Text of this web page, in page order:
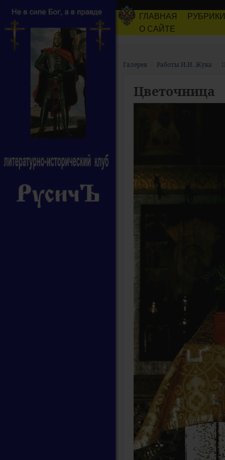
ГЛАВНАЯ
РУБРИКИ
О САЙТЕ
Галерея Работы И.И. Жука
Цветочница